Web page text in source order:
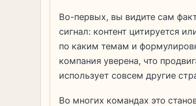
Во-первых, вы видите сам
сигнал: контент цитируется
по каким темам и
компания уверена, что
использует совсем другие
Во многих командах это